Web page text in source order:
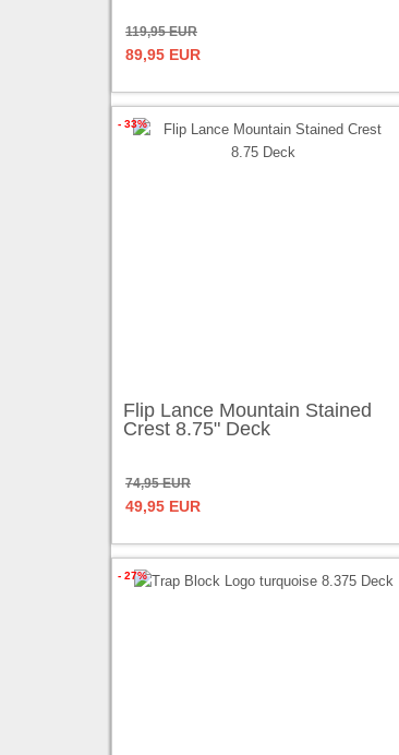
119,95 EUR
89,95 EUR
Flip Lance Mountain Stained
Crest 8.75" Deck
74,95 EUR
49,95 EUR
- 33%
- 27%